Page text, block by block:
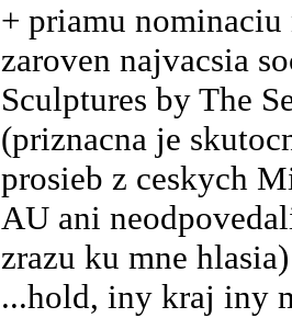
+ priamu nominaciu
zaroven najvacsia
Sculptures by The
(priznacna je
prosieb z ceskych
AU ani
zrazu ku mne hlasia)
...hold, iny kraj iny